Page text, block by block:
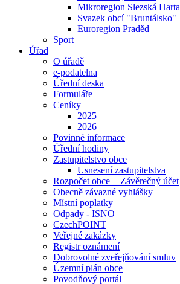
Mikroregion Slezská Harta
Svazek obcí "Bruntálsko"
Euroregion Praděd
Sport
Úřad
O úřadě
e-podatelna
Úřední deska
Formuláře
Ceníky
2025
2026
Povinné informace
Úřední hodiny
Zastupitelstvo obce
Usnesení zastupitelstva
Rozpočet obce + Závěrečný účet
Obecně závazné vyhlášky
Místní poplatky
Odpady - ISNO
CzechPOINT
Veřejné zakázky
Registr oznámení
Dobrovolné zveřejňování smluv
Územní plán obce
Povodňový portál